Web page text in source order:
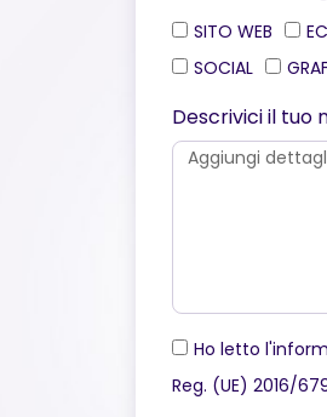
SITO WEB
SOCIAL
Descrivici il tuo
Ho letto
Reg. (UE) 2016/